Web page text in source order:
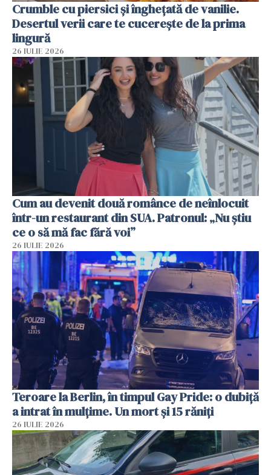
Crumble cu piersici și înghețată de vanilie.
Desertul verii care te cucerește de la prima
lingură
26 IULIE 2026
Cum au devenit două românce de neînlocuit
într-un restaurant din SUA. Patronul: „Nu știu
ce o să mă fac fără voi”
26 IULIE 2026
Teroare la Berlin, în timpul Gay Pride: o dubiță
a intrat în mulțime. Un mort și 15 răniți
26 IULIE 2026